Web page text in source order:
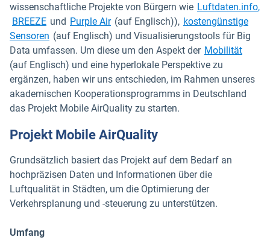
wissenschaftliche Projekte von Bürgern wie Luftdaten.info,
In neuem Fenster öffnen
BREEZEIn neuem Fenster öffnen
und Purple AirIn neuem Fenster öffnen
(auf Englisch)), kostengünstige
Sensoren In neuem Fenster öffnen
(auf Englisch) und Visualisierungstools für Big
Data umfassen. Um diese um den Aspekt der Mobilität
(auf Englisch) und eine hyperlokale Perspektive zu
ergänzen, haben wir uns entschieden, im Rahmen unseres
akademischen Kooperationsprogramms in Deutschland
das Projekt Mobile AirQuality zu starten.
Projekt Mobile AirQuality
Grundsätzlich basiert das Projekt auf dem Bedarf an
hochpräzisen Daten und Informationen über die
Luftqualität in Städten, um die Optimierung der
Verkehrsplanung und -steuerung zu unterstützen.
Umfang